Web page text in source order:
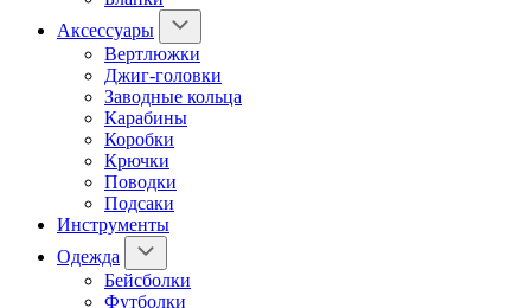
Аксессуары
Вертлюжки
Джиг-головки
Заводные кольца
Карабины
Коробки
Крючки
Поводки
Подсаки
Инструменты
Одежда
Бейсболки
Футболки